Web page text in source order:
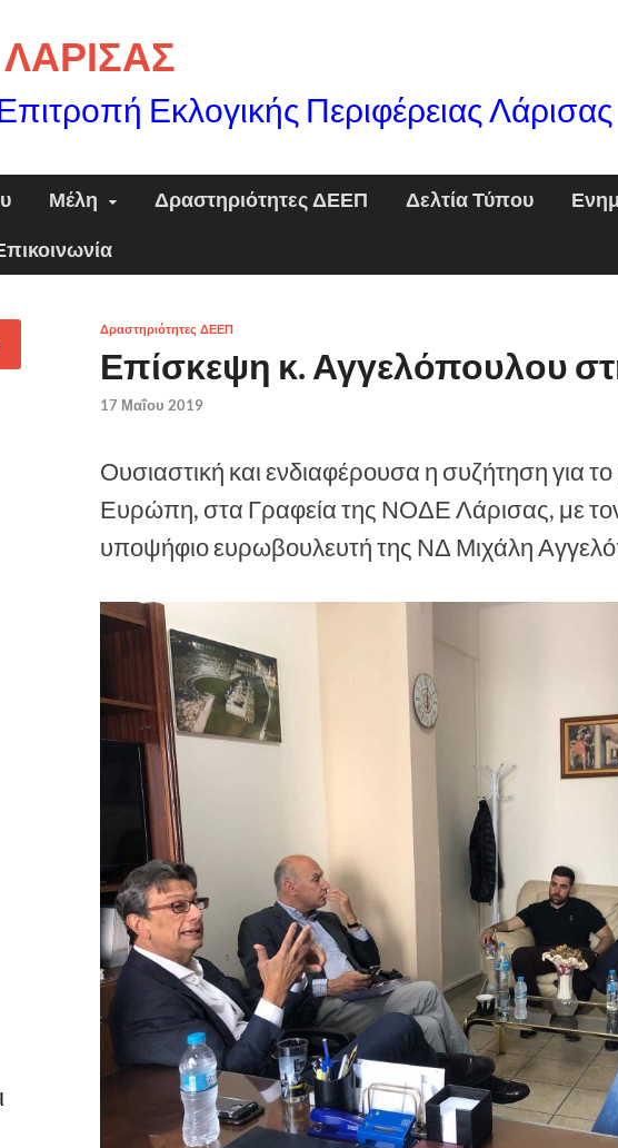
Εκλογικής Περιφέρειας Λάρισας
Μέλη Δραστηριότητες ΔΕΕΠ Δελτία Τύπου
Δραστηριότητες ΔΕΕΠ
Επίσκεψη κ. Αγγελόπουλου
17 Μαΐου 2019
Ουσιαστική και ενδιαφέρουσα η συζήτηση για το
Ευρώπη, στα Γραφεία της ΝΟΔΕ Λάρισας, με
υποψήφιο ευρωβουλευτή της ΝΔ Μιχάλη